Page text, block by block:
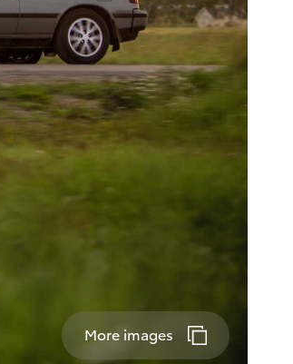
More images